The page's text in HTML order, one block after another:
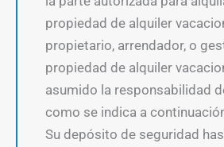
propiedad de alquiler
propietario, arrendador, o
propiedad de alquiler
asumido la responsabilidad
como se indica a
Su depósito de seguridad